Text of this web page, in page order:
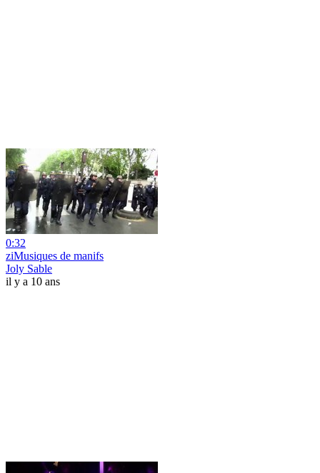
0:32
ziMusiques de manifs
Joly Sable
il y a 10 ans